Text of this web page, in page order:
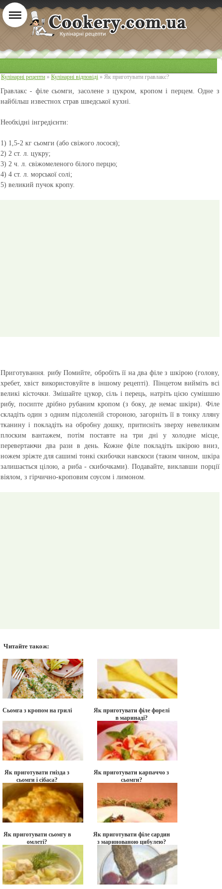
Кулінарні рецепти » Кулінарні відповіді » Як приготувати гравлакс?
Гравлакс- філе сьомги, засолене з цукром, кропом і перцем. Одне з
найбільш известнох страв шведської кухні.
Необхідні інгредієнти:
1) 1,5-2 кг сьомги (або свіжого лосося);
2) 2 ст. л. цукру;
3) 2 ч. л. свіжомеленого білого перцю;
4) 4 ст. л. морської солі;
5) великий пучок кропу.
Приготування. рибу Помийте, обробіть її на два філе з шкірою (голову,
хребет, хвіст використовуйте в іншому рецепті). Пінцетом вийміть всі
великі кісточки. Змішайте цукор, сіль і перець, натріть цією сумішшю
рибу, посипте дрібно рубаним кропом (з боку, де немає шкіри). Філе
складіть один з одним підсоленій стороною, загорніть її в тонку лляну
тканину і покладіть на обробну дошку, притисніть зверху невеликим
плоским вантажем, потім поставте на три дні у холодне місце,
перевертаючи два рази в день. Кожне філе покладіть шкірою вниз,
ножем зріжте для сашимі тонкі скибочки навскоси (таким чином, шкіра
залишається цілою, а риба - скибочками). Подавайте, виклавши порції
віялом, з гірчично-кроповим соусом і лимоном.
Читайте також:
Сьомга з кропом на грилі
Як приготувати філе форелі
в маринаді?
Як приготувати гнізда з
сьомги і сібаса?
Як приготувати карпаччо з
сьомги?
Як приготувати сьомгу в
омлеті?
Як приготувати філе сардин
з маринованою цибулею?